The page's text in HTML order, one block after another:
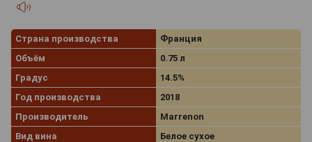
Страна производства
Франция
Объём
0.75 л
Градус
14.5%
Год производства
2018
Производитель
Marrenon
Вид вина
Белое сухое